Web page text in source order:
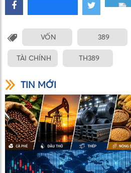
VỐN 389
TÀI CHÍNH TH389
TIN MỚI